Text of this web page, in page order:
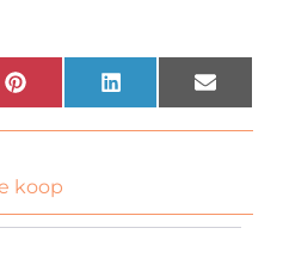
PinterestLinkedIn Email
koop